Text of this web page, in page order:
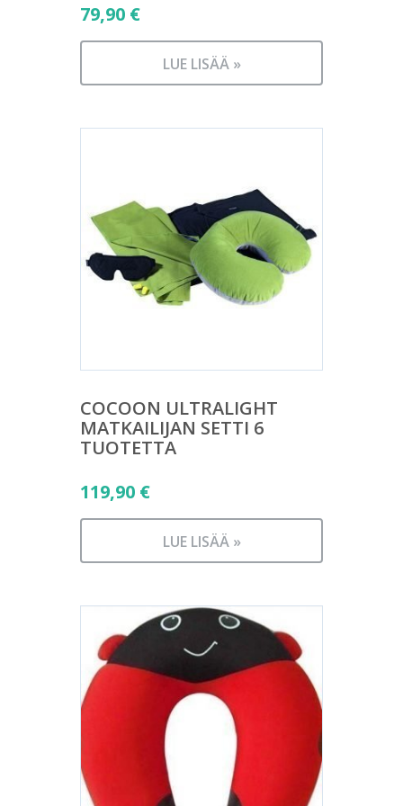
79,90 €
LUE LISÄÄ »
COCOON ULTRALIGHT
MATKAILIJAN SETTI 6
TUOTETTA
119,90 €
LUE LISÄÄ »